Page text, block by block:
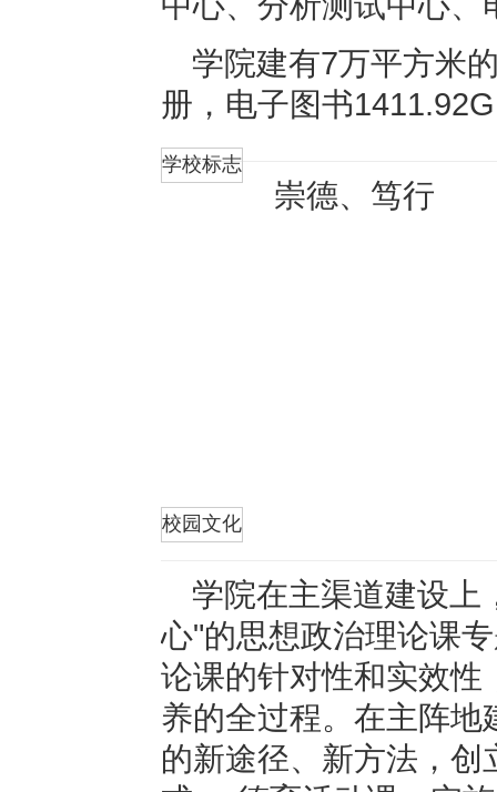
学院建有7万平方米
册，电子图书
学校标志
崇德、笃行
校园文化
学院在主渠道建设上
心"的思想政治理论课
论课的针对性和实效性
养的全过程。在主阵
的新途径、新方法，